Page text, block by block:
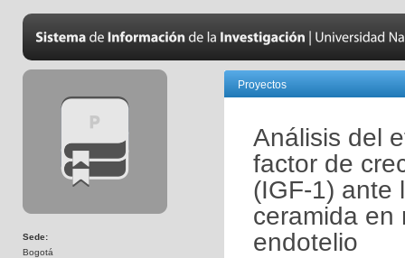
Sede:
Bogotá
Proyectos
Análisis del
factor de
(IGF-1) ante
ceramida en
endotelio